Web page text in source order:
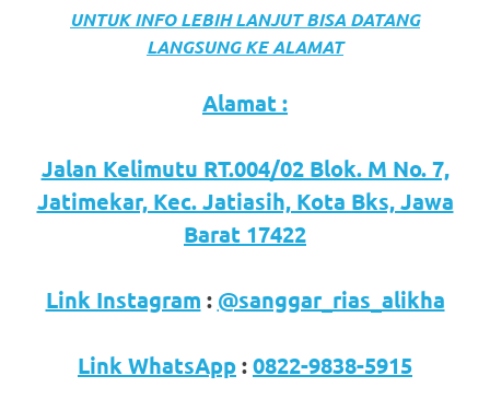
UNTUK INFO LEBIH LANJUT BISA DATANG
LANGSUNG KE ALAMAT
Alamat :
Jalan Kelimutu RT.004/02 Blok. M No. 7,
Jatimekar, Kec. Jatiasih, Kota Bks, Jawa
Barat 17422
Link Instagram : @sanggar_rias_alikha
Link WhatsApp:0822-9838-5915